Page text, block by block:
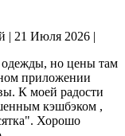
21 Июля 2026
одежды, но цены там
приложении
К моей радости
кэшбэком ,
Хорошо